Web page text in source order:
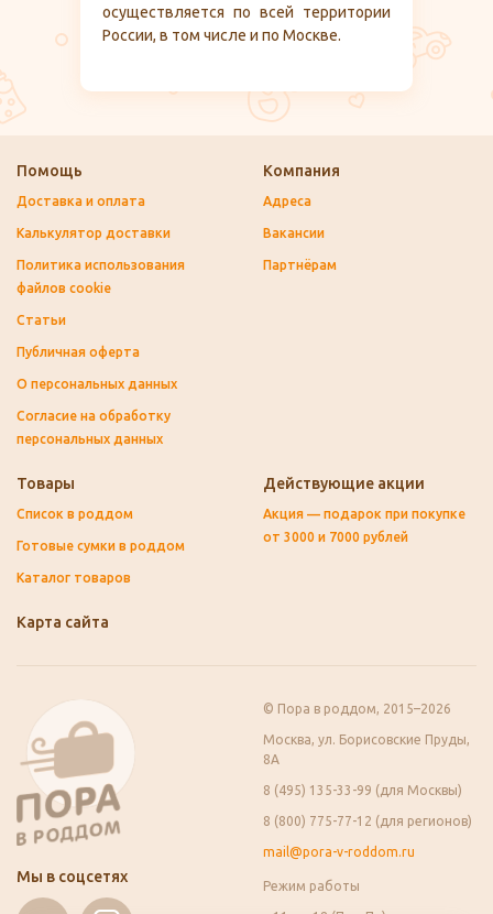
осуществляется по всей территории
России, в том числе и по Москве.
Помощь
Доставка и оплата
Калькулятор доставки
Политика использования
файлов cookie
Статьи
Публичная оферта
О персональных данных
Согласие на обработку
персональных данных
Компания
Адреса
Вакансии
Партнёрам
Товары
Список в роддом
Готовые сумки в роддом
Каталог товаров
Действующие акции
Акция — подарок при покупке
от 3000 и 7000 рублей
Карта сайта
Мы в соцсетях
© Пора в роддом, 2015–2026
Москва, ул. Борисовские Пруды,
8А
8 (495) 135-33-99 (для Москвы)
8 (800) 775-77-12 (для регионов)
mail@pora-v-roddom.ru
Режим работы